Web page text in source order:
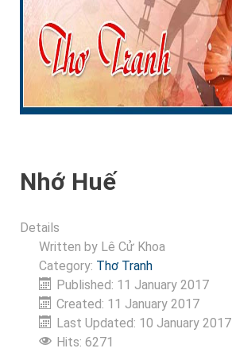
Nhớ Huế
Details
Written by Lê Cử Khoa
Category: Thơ Tranh
Published: 11 January 2017
Created: 11 January 2017
Last Updated: 10 January 2017
Hits: 6271